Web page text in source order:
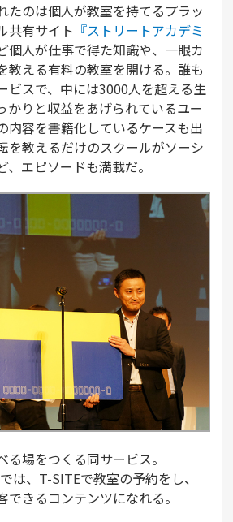
たのは個人が教室を持てるプラッ
共有サイト 『ストリートアカデミ
個人が仕事で得た知識や、一眼カ
教える有料の教室を開ける。誰も
ビスで、中には3000人を超える生
かりと収益をあげられているユー
内容を書籍化しているケースも出
を教えるだけのスクールがソーシ
エピソードも満載だ。
場をつくる同サービス。
は、T-SITEで教室の予約をし、
できるコンテンツになれる。